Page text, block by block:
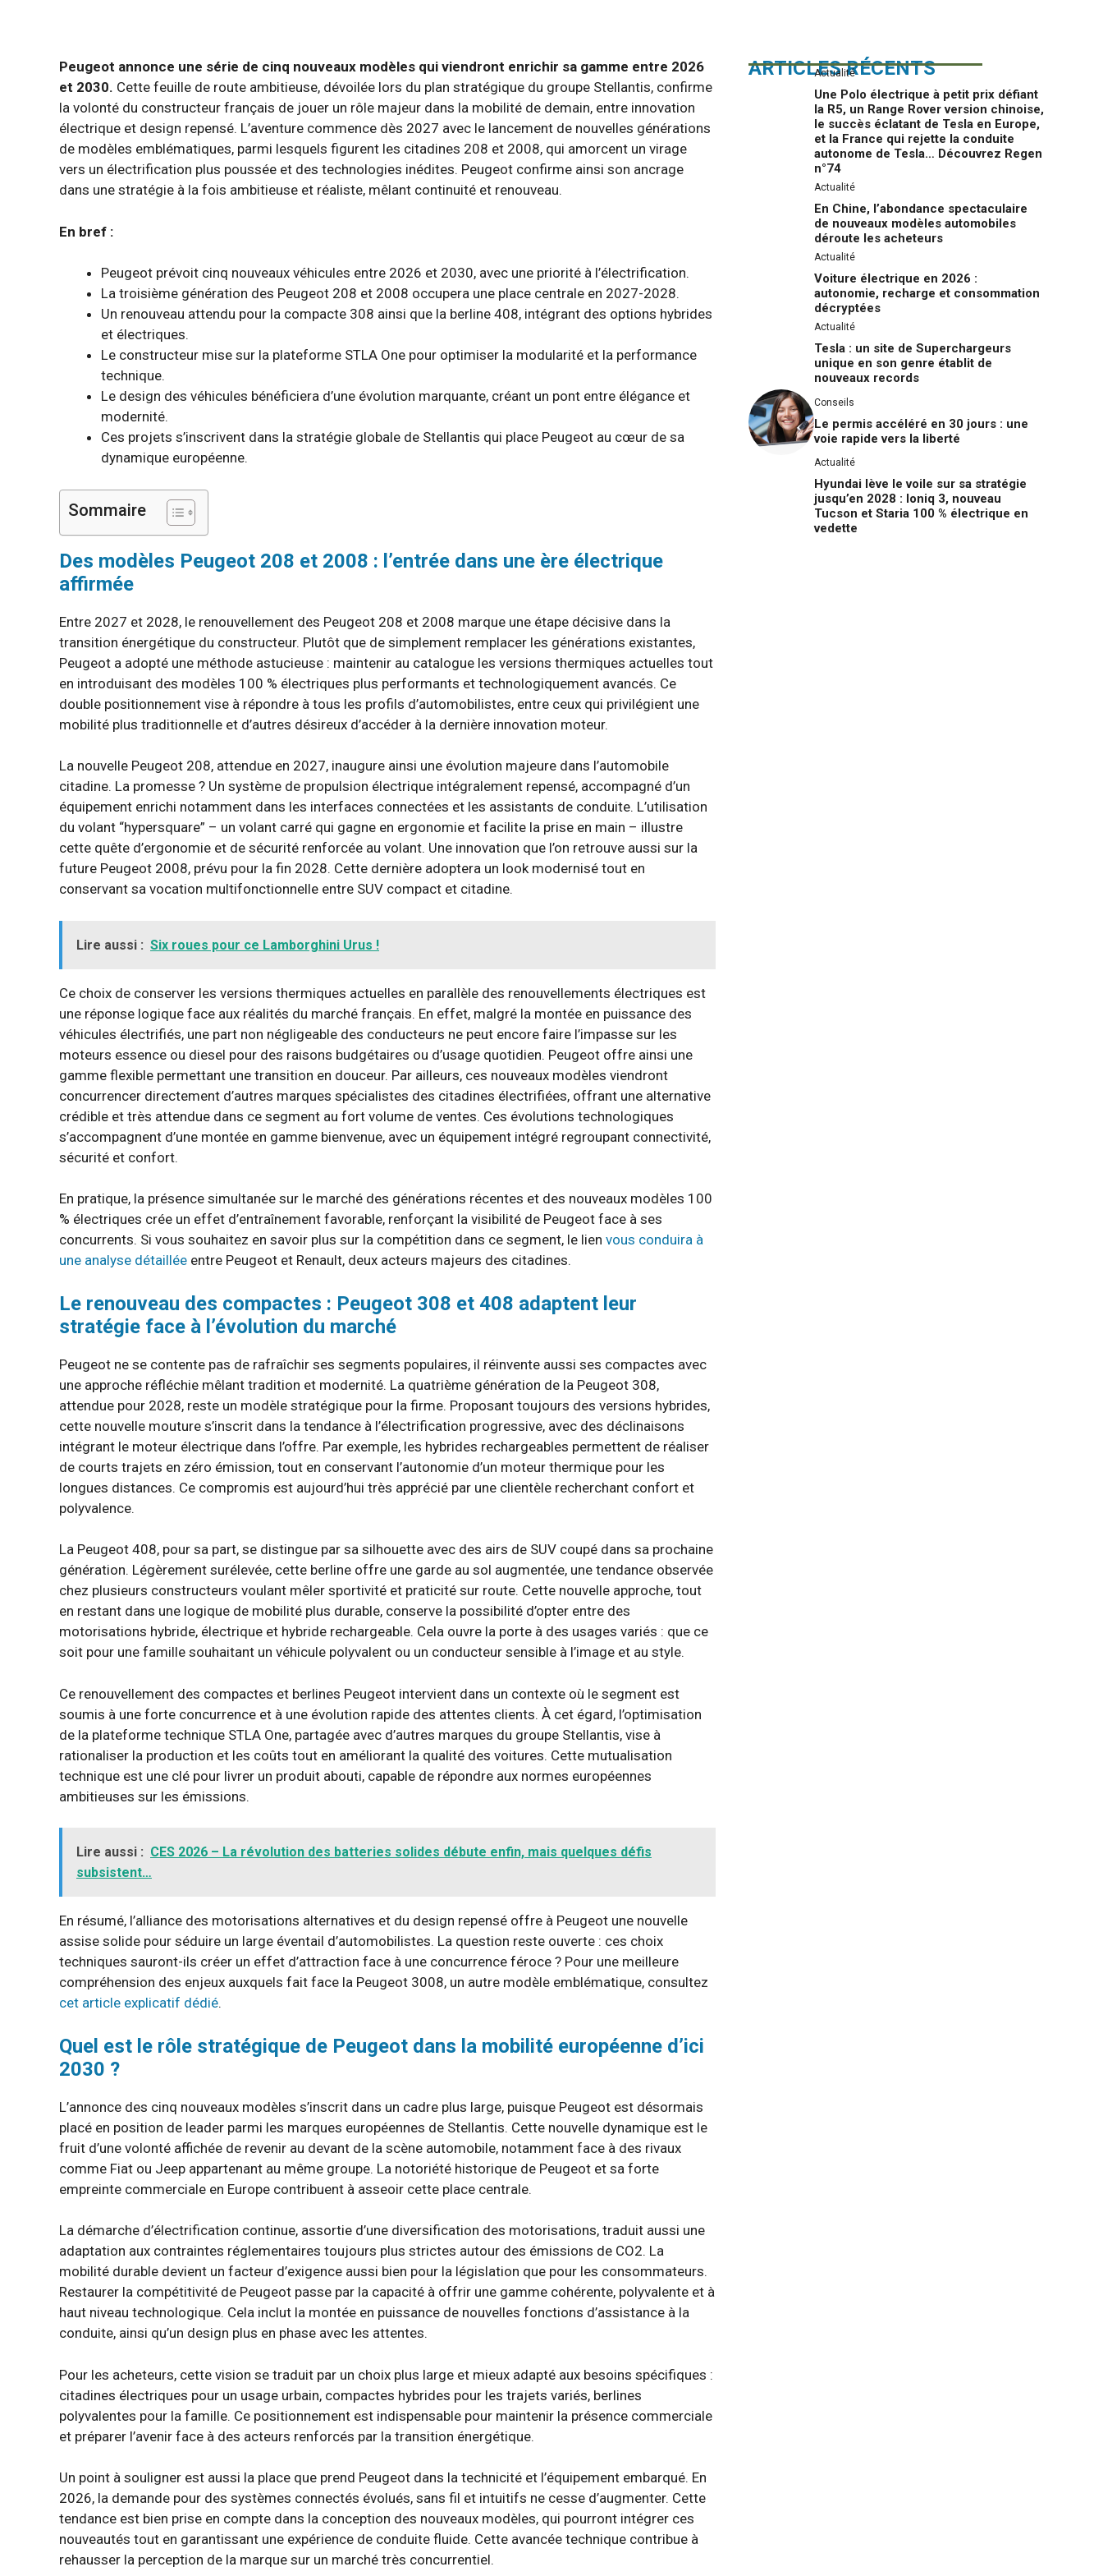
Peugeot annonce une série de cinq nouveaux modèles qui viendront enrichir sa gamme entre 2026
et 2030. Cette feuille de route ambitieuse, dévoilée lors du plan stratégique du groupe Stellantis, confirme
la volonté du constructeur français de jouer un rôle majeur dans la mobilité de demain, entre innovation
électrique et design repensé. L’aventure commence dès 2027 avec le lancement de nouvelles générations
de modèles emblématiques, parmi lesquels figurent les citadines 208 et 2008, qui amorcent un virage
vers un électrification plus poussée et des technologies inédites. Peugeot confirme ainsi son ancrage
dans une stratégie à la fois ambitieuse et réaliste, mêlant continuité et renouveau.
En bref :
Peugeot prévoit cinq nouveaux véhicules entre 2026 et 2030, avec une priorité à l’électrification.
La troisième génération des Peugeot 208 et 2008 occupera une place centrale en 2027-2028.
Un renouveau attendu pour la compacte 308 ainsi que la berline 408, intégrant des options hybrides
et électriques.
Le constructeur mise sur la plateforme STLA One pour optimiser la modularité et la performance
technique.
Le design des véhicules bénéficiera d’une évolution marquante, créant un pont entre élégance et
modernité.
Ces projets s’inscrivent dans la stratégie globale de Stellantis qui place Peugeot au cœur de sa
dynamique européenne.
Sommaire
Des modèles Peugeot 208 et 2008 : l’entrée dans une ère électrique
affirmée
Entre 2027 et 2028, le renouvellement des Peugeot 208 et 2008 marque une étape décisive dans la
transition énergétique du constructeur. Plutôt que de simplement remplacer les générations existantes,
Peugeot a adopté une méthode astucieuse : maintenir au catalogue les versions thermiques actuelles tout
en introduisant des modèles 100 % électriques plus performants et technologiquement avancés. Ce
double positionnement vise à répondre à tous les profils d’automobilistes, entre ceux qui privilégient une
mobilité plus traditionnelle et d’autres désireux d’accéder à la dernière innovation moteur.
La nouvelle Peugeot 208, attendue en 2027, inaugure ainsi une évolution majeure dans l’automobile
citadine. La promesse ? Un système de propulsion électrique intégralement repensé, accompagné d’un
équipement enrichi notamment dans les interfaces connectées et les assistants de conduite. L’utilisation
du volant “hypersquare” – un volant carré qui gagne en ergonomie et facilite la prise en main – illustre
cette quête d’ergonomie et de sécurité renforcée au volant. Une innovation que l’on retrouve aussi sur la
future Peugeot 2008, prévu pour la fin 2028. Cette dernière adoptera un look modernisé tout en
conservant sa vocation multifonctionnelle entre SUV compact et citadine.
Lire aussi : Six roues pour ce Lamborghini Urus !
Ce choix de conserver les versions thermiques actuelles en parallèle des renouvellements électriques est
une réponse logique face aux réalités du marché français. En effet, malgré la montée en puissance des
véhicules électrifiés, une part non négligeable des conducteurs ne peut encore faire l’impasse sur les
moteurs essence ou diesel pour des raisons budgétaires ou d’usage quotidien. Peugeot offre ainsi une
gamme flexible permettant une transition en douceur. Par ailleurs, ces nouveaux modèles viendront
concurrencer directement d’autres marques spécialistes des citadines électrifiées, offrant une alternative
crédible et très attendue dans ce segment au fort volume de ventes. Ces évolutions technologiques
s’accompagnent d’une montée en gamme bienvenue, avec un équipement intégré regroupant connectivité,
sécurité et confort.
En pratique, la présence simultanée sur le marché des générations récentes et des nouveaux modèles 100
% électriques crée un effet d’entraînement favorable, renforçant la visibilité de Peugeot face à ses
concurrents. Si vous souhaitez en savoir plus sur la compétition dans ce segment, le lien vous conduira à
une analyse détaillée entre Peugeot et Renault, deux acteurs majeurs des citadines.
Le renouveau des compactes : Peugeot 308 et 408 adaptent leur
stratégie face à l’évolution du marché
Peugeot ne se contente pas de rafraîchir ses segments populaires, il réinvente aussi ses compactes avec
une approche réfléchie mêlant tradition et modernité. La quatrième génération de la Peugeot 308,
attendue pour 2028, reste un modèle stratégique pour la firme. Proposant toujours des versions hybrides,
cette nouvelle mouture s’inscrit dans la tendance à l’électrification progressive, avec des déclinaisons
intégrant le moteur électrique dans l’offre. Par exemple, les hybrides rechargeables permettent de réaliser
de courts trajets en zéro émission, tout en conservant l’autonomie d’un moteur thermique pour les
longues distances. Ce compromis est aujourd’hui très apprécié par une clientèle recherchant confort et
polyvalence.
La Peugeot 408, pour sa part, se distingue par sa silhouette avec des airs de SUV coupé dans sa prochaine
génération. Légèrement surélevée, cette berline offre une garde au sol augmentée, une tendance observée
chez plusieurs constructeurs voulant mêler sportivité et praticité sur route. Cette nouvelle approche, tout
en restant dans une logique de mobilité plus durable, conserve la possibilité d’opter entre des
motorisations hybride, électrique et hybride rechargeable. Cela ouvre la porte à des usages variés : que ce
soit pour une famille souhaitant un véhicule polyvalent ou un conducteur sensible à l’image et au style.
Ce renouvellement des compactes et berlines Peugeot intervient dans un contexte où le segment est
soumis à une forte concurrence et à une évolution rapide des attentes clients. À cet égard, l’optimisation
de la plateforme technique STLA One, partagée avec d’autres marques du groupe Stellantis, vise à
rationaliser la production et les coûts tout en améliorant la qualité des voitures. Cette mutualisation
technique est une clé pour livrer un produit abouti, capable de répondre aux normes européennes
ambitieuses sur les émissions.
Lire aussi : CES 2026 – La révolution des batteries solides débute enfin, mais quelques défis
subsistent…
En résumé, l’alliance des motorisations alternatives et du design repensé offre à Peugeot une nouvelle
assise solide pour séduire un large éventail d’automobilistes. La question reste ouverte : ces choix
techniques sauront-ils créer un effet d’attraction face à une concurrence féroce ? Pour une meilleure
compréhension des enjeux auxquels fait face la Peugeot 3008, un autre modèle emblématique, consultez
cet article explicatif dédié.
Quel est le rôle stratégique de Peugeot dans la mobilité européenne d’ici
2030 ?
L’annonce des cinq nouveaux modèles s’inscrit dans un cadre plus large, puisque Peugeot est désormais
placé en position de leader parmi les marques européennes de Stellantis. Cette nouvelle dynamique est le
fruit d’une volonté affichée de revenir au devant de la scène automobile, notamment face à des rivaux
comme Fiat ou Jeep appartenant au même groupe. La notoriété historique de Peugeot et sa forte
empreinte commerciale en Europe contribuent à asseoir cette place centrale.
La démarche d’électrification continue, assortie d’une diversification des motorisations, traduit aussi une
adaptation aux contraintes réglementaires toujours plus strictes autour des émissions de CO2. La
mobilité durable devient un facteur d’exigence aussi bien pour la législation que pour les consommateurs.
Restaurer la compétitivité de Peugeot passe par la capacité à offrir une gamme cohérente, polyvalente et à
haut niveau technologique. Cela inclut la montée en puissance de nouvelles fonctions d’assistance à la
conduite, ainsi qu’un design plus en phase avec les attentes.
Pour les acheteurs, cette vision se traduit par un choix plus large et mieux adapté aux besoins spécifiques :
citadines électriques pour un usage urbain, compactes hybrides pour les trajets variés, berlines
polyvalentes pour la famille. Ce positionnement est indispensable pour maintenir la présence commerciale
et préparer l’avenir face à des acteurs renforcés par la transition énergétique.
Un point à souligner est aussi la place que prend Peugeot dans la technicité et l’équipement embarqué. En
2026, la demande pour des systèmes connectés évolués, sans fil et intuitifs ne cesse d’augmenter. Cette
tendance est bien prise en compte dans la conception des nouveaux modèles, qui pourront intégrer ces
nouveautés tout en garantissant une expérience de conduite fluide. Cette avancée technique contribue à
rehausser la perception de la marque sur un marché très concurrentiel.
ARTICLES RÉCENTS
Actualité
Une Polo électrique à petit prix défiant
la R5, un Range Rover version chinoise,
le succès éclatant de Tesla en Europe,
et la France qui rejette la conduite
autonome de Tesla… Découvrez Regen
n°74
Actualité
En Chine, l’abondance spectaculaire
de nouveaux modèles automobiles
déroute les acheteurs
Actualité
Voiture électrique en 2026 :
autonomie, recharge et consommation
décryptées
Actualité
Tesla : un site de Superchargeurs
unique en son genre établit de
nouveaux records
Conseils
Le permis accéléré en 30 jours : une
voie rapide vers la liberté
Actualité
Hyundai lève le voile sur sa stratégie
jusqu’en 2028 : Ioniq 3, nouveau
Tucson et Staria 100 % électrique en
vedette